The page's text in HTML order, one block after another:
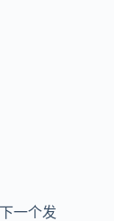
一个发